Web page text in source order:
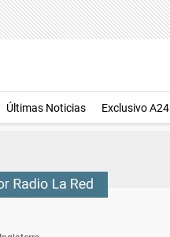
Últimas Noticias Exclusivo A24